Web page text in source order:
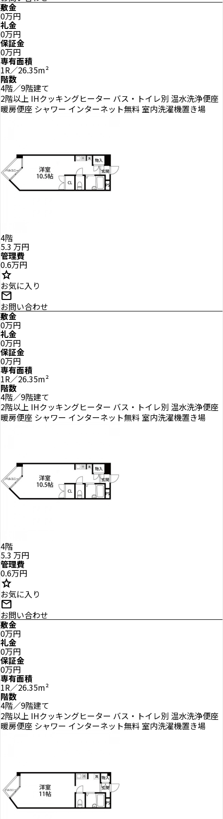
敷金
0万円
礼金
0万円
保証金
0万円
専有面積
1R／26.35m²
階数
4階／9階建て
2階以上 IHクッキングヒーター バス・トイレ別 温水洗浄便座
暖房便座 シャワー インターネット無料 室内洗濯機置き場
4階
5.3 万円
管理費
0.6万円
star
お気に入り
mail
お問い合わせ
敷金
0万円
礼金
0万円
保証金
0万円
専有面積
1R／26.35m²
階数
4階／9階建て
2階以上 IHクッキングヒーター バス・トイレ別 温水洗浄便座
暖房便座 シャワー インターネット無料 室内洗濯機置き場
4階
5.3 万円
管理費
0.6万円
star
お気に入り
mail
お問い合わせ
敷金
0万円
礼金
0万円
保証金
0万円
専有面積
1R／26.35m²
階数
4階／9階建て
2階以上 IHクッキングヒーター バス・トイレ別 温水洗浄便座
暖房便座 シャワー インターネット無料 室内洗濯機置き場